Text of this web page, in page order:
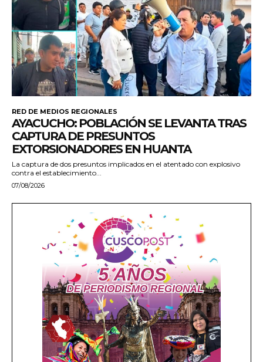
RED DE MEDIOS REGIONALES
AYACUCHO: POBLACIÓN SE LEVANTA TRAS
CAPTURA DE PRESUNTOS
EXTORSIONADORES EN HUANTA
La captura de dos presuntos implicados en el atentado con explosivo
contra el establecimiento...
07/08/2026